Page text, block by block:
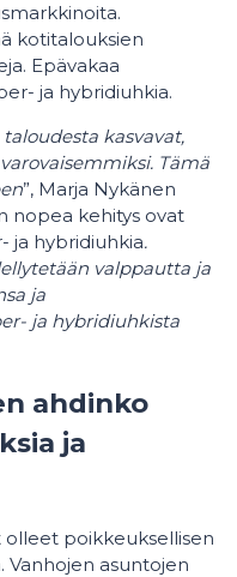
kotitalouksien
Epävakaa
ja hybridiuhkia.
kasvavat,
Tämä
”, Marja Nykänen
nopea kehitys ovat
ja hybridiuhkia.
valppautta ja
ja
ja hybridiuhkista
ahdinko
ja
poikkeuksellisen
Vanhojen asuntojen